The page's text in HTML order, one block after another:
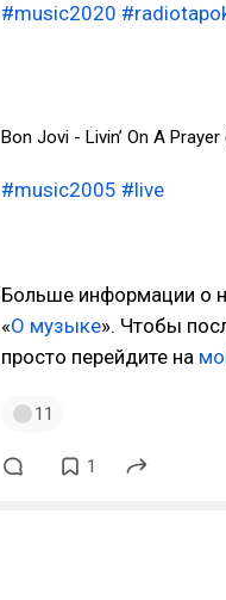
#music2020
Bon Jovi - Livin’ On A
#music2005 #live
Больше информации о
«О музыке». Чтобы
просто перейдите на
11
1